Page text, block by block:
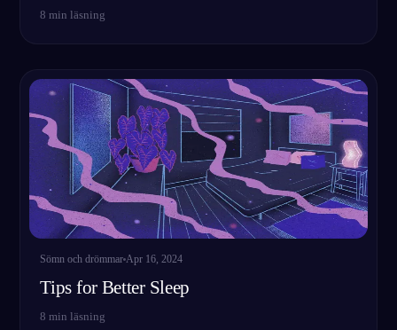
8 min läsning
Sömn och drömmar Apr 16, 2024
Tips for Better Sleep
8 min läsning